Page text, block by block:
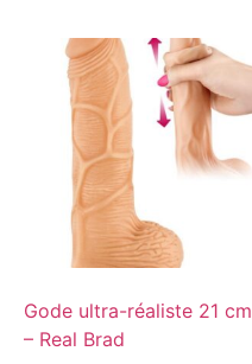
Gode ultra-réaliste 21 cm
– Real Brad